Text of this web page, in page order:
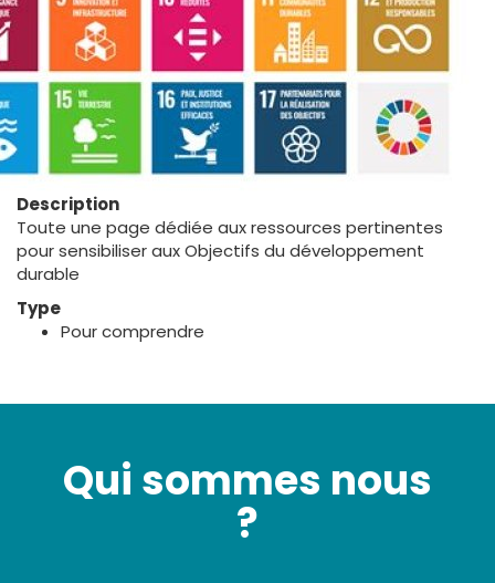
Description
Toute une page dédiée aux ressources pertinentes
pour sensibiliser aux Objectifs du développement
durable
Type
Pour comprendre
Qui sommes nous
?